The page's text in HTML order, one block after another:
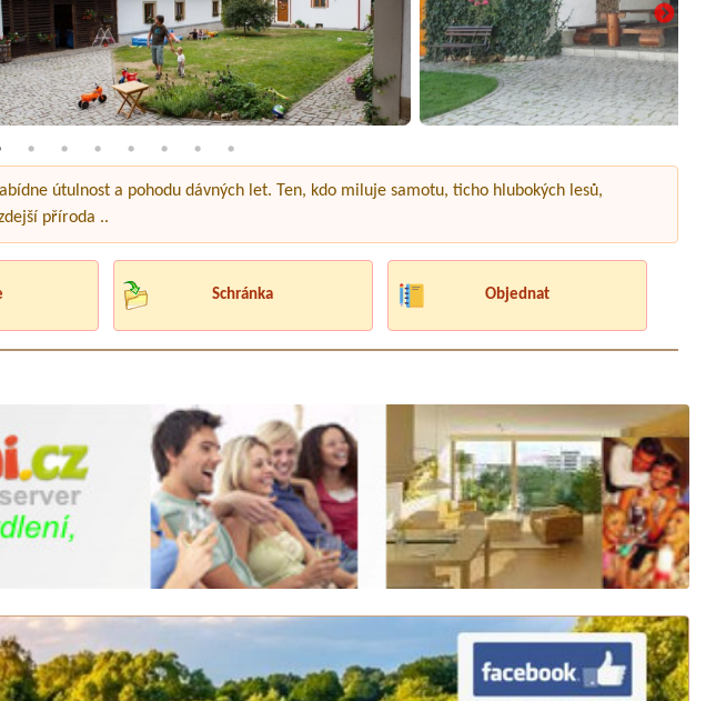
útulnost a pohodu dávných let. Ten, kdo miluje samotu, ticho hlubokých lesů,
příroda ..
Schránka Objednat